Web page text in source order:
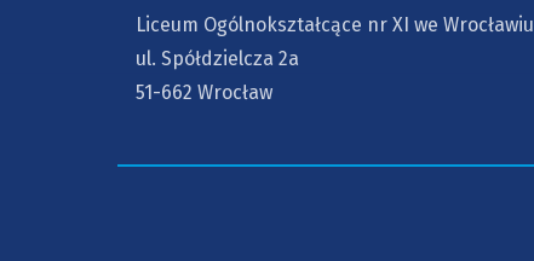
Liceum Ogólnokształcące nr XI we Wrocławiu
ul. Spółdzielcza 2a
51-662 Wrocław